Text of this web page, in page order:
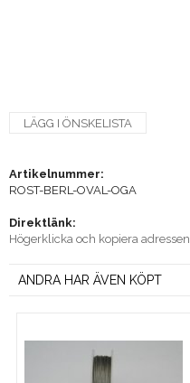
LÄGG I ÖNSKELISTA
Artikelnummer:
ROST-BERL-OVAL-OGA
Direktlänk:
Högerklicka och kopiera adressen
ANDRA HAR ÄVEN KÖPT